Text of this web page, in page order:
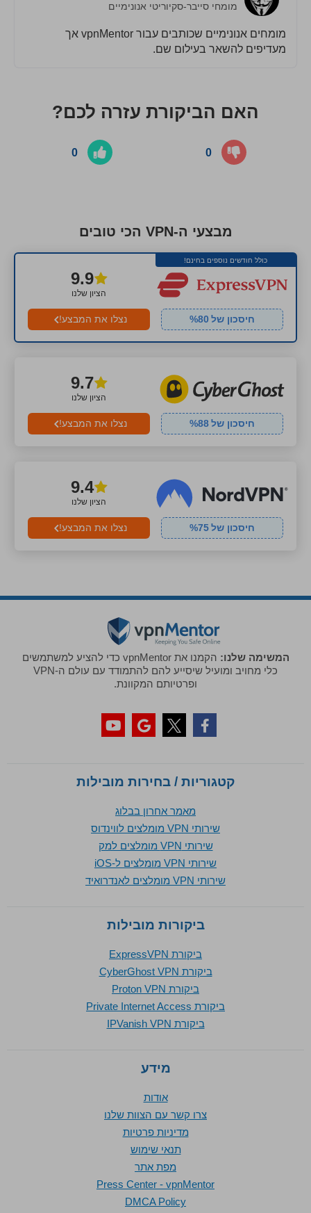
מומחי סייבר-סקיוריטי אנונימיים
מומחים אנונימיים שכותבים עבור vpnMentor אך
מעדיפים להשאר בעילום שם.
האם הביקורת עזרה לכם?
0 0
מבצעי ה-VPN הכי טובים
כולל חודשים נוספים בחינם!
הציון שלנו
9.9
חיסכון של80
% נצלו את המבצע!
הציון שלנו
9.7
חיסכון של88
% נצלו את המבצע!
הציון שלנו
9.4
חיסכון של75
% נצלו את המבצע!
המשימה שלנו:
הקמנו את vpnMentor כדי להציע למשתמשים
כלי מחויב ומועיל שיסייע להם להתמודד עם עולם ה-VPN
ופרטיותם המקוונת.
קטגוריות / בחירות מובילות
מאמר אחרון בבלוג
שירותי VPN מומלצים לווינדוס
שירותי VPN מומלצים למק
שירותי VPN מומלצים ל-iOS
שירותי VPN מומלצים לאנדרואיד
ביקורות מובילות
ביקורת ExpressVPN
ביקורת CyberGhost VPN
ביקורת Proton VPN
ביקורת Private Internet Access
ביקורת IPVanish VPN
מידע
אודות
צרו קשר עם הצוות שלנו
מדיניות פרטיות
תנאי שימוש
מפת אתר
Press Center - vpnMentor
DMCA Policy